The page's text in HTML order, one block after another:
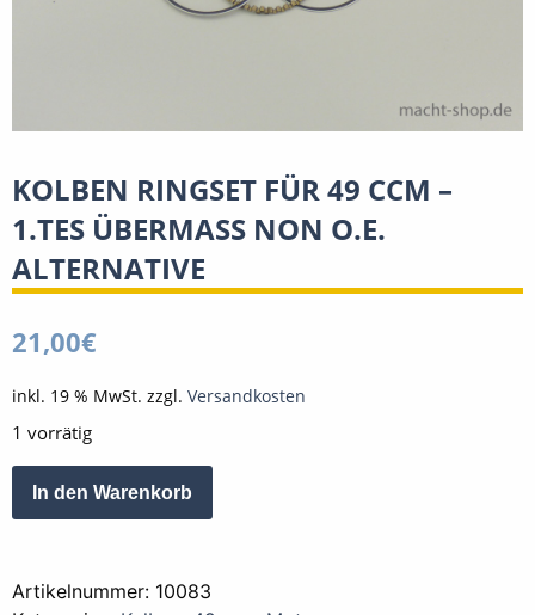
KOLBEN RINGSET FÜR 49 CCM –
1.TES ÜBERMASS NON O.E.
ALTERNATIVE
21,00€
inkl. 19 % MwSt. zzgl. Versandkosten
1 vorrätig
ccm
In den Warenkorb
Artikelnummer: 10083